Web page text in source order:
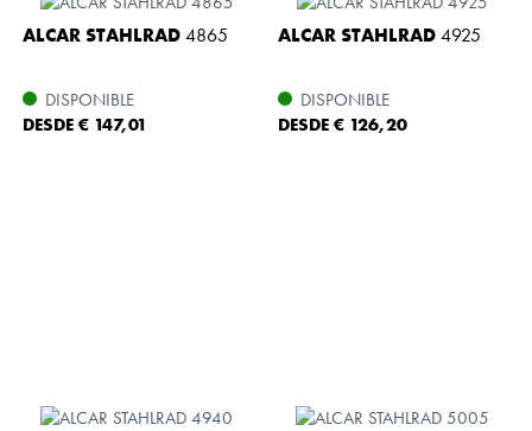
ALCAR STAHLRAD4865
DISPONIBLE
DESDE € 147,01
ALCAR STAHLRAD4925
DISPONIBLE
DESDE € 126,20